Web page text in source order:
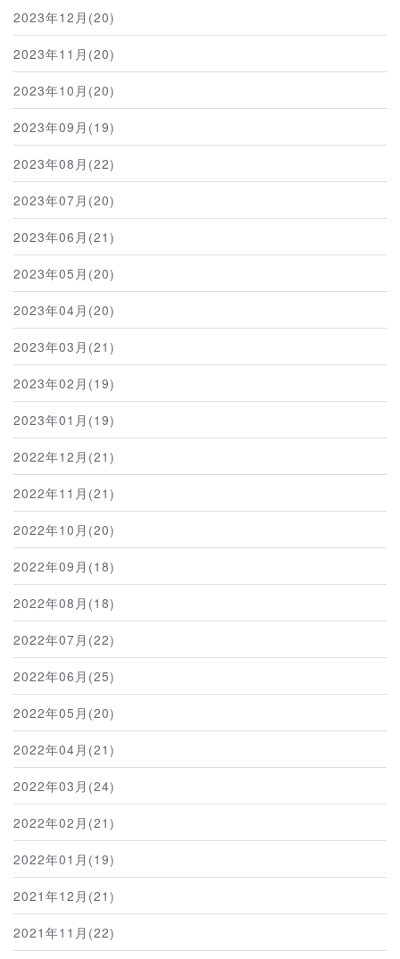
2023年12月(20)
2023年11月(20)
2023年10月(20)
2023年09月(19)
2023年08月(22)
2023年07月(20)
2023年06月(21)
2023年05月(20)
2023年04月(20)
2023年03月(21)
2023年02月(19)
2023年01月(19)
2022年12月(21)
2022年11月(21)
2022年10月(20)
2022年09月(18)
2022年08月(18)
2022年07月(22)
2022年06月(25)
2022年05月(20)
2022年04月(21)
2022年03月(24)
2022年02月(21)
2022年01月(19)
2021年12月(21)
2021年11月(22)